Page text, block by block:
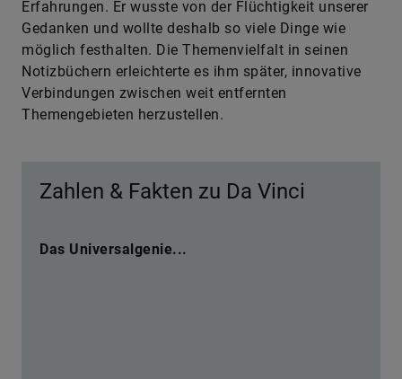
Erfahrungen. Er wusste von der Flüchtigkeit unserer
Gedanken und wollte deshalb so viele Dinge wie
möglich festhalten. Die Themenvielfalt in seinen
Notizbüchern erleichterte es ihm später, innovative
Verbindungen zwischen weit entfernten
Themengebieten herzustellen.
Zahlen & Fakten zu Da Vinci
Das Universalgenie...